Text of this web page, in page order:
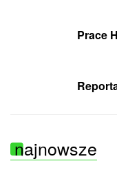
Prace
najnowsze